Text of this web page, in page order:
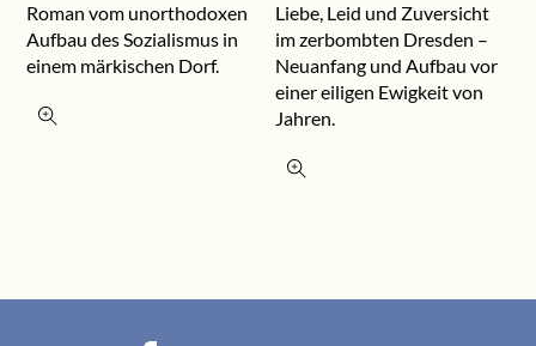
Roman vom unorthodoxen
Aufbau des Sozialismus in
einem märkischen Dorf.
Liebe, Leid und Zuversicht
im zerbombten Dresden –
Neuanfang und Aufbau vor
einer eiligen Ewigkeit von
Jahren.